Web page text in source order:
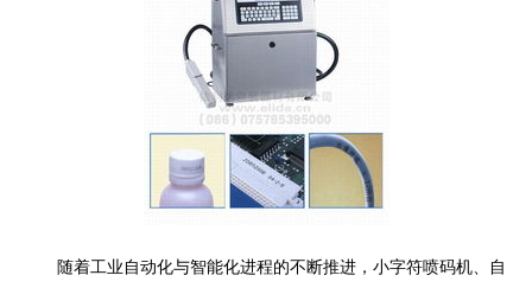
随着工业自动化与智能化进程的不断推进，小字符喷码机、自